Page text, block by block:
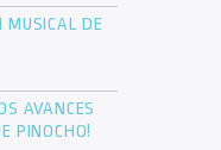
MUSICAL DE
AVANCES
PINOCHO!